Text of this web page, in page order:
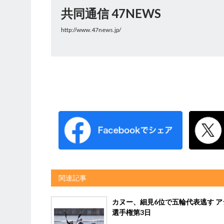
共同通信 47NEWS
http://www.47news.jp/
関連記事
カヌー、細見6位で五輪代表逃す
選手権第3日